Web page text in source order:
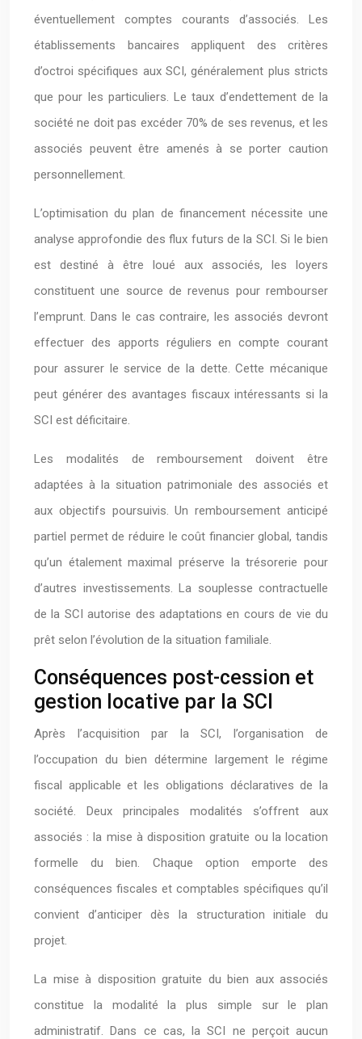
éventuellement comptes courants d’associés. Les
établissements bancaires appliquent des critères
d’octroi spécifiques aux SCI, généralement plus stricts
que pour les particuliers. Le taux d’endettement de la
société ne doit pas excéder 70% de ses revenus, et les
associés peuvent être amenés à se porter caution
personnellement.
L’optimisation du plan de financement nécessite une
analyse approfondie des flux futurs de la SCI. Si le bien
est destiné à être loué aux associés, les loyers
constituent une source de revenus pour rembourser
l’emprunt. Dans le cas contraire, les associés devront
effectuer des apports réguliers en compte courant
pour assurer le service de la dette. Cette mécanique
peut générer des avantages fiscaux intéressants si la
SCI est déficitaire.
Les modalités de remboursement doivent être
adaptées à la situation patrimoniale des associés et
aux objectifs poursuivis. Un remboursement anticipé
partiel permet de réduire le coût financier global, tandis
qu’un étalement maximal préserve la trésorerie pour
d’autres investissements. La souplesse contractuelle
de la SCI autorise des adaptations en cours de vie du
prêt selon l’évolution de la situation familiale.
Conséquences post-cession et
gestion locative par la SCI
Après l’acquisition par la SCI, l’organisation de
l’occupation du bien détermine largement le régime
fiscal applicable et les obligations déclaratives de la
société. Deux principales modalités s’offrent aux
associés : la mise à disposition gratuite ou la location
formelle du bien. Chaque option emporte des
conséquences fiscales et comptables spécifiques qu’il
convient d’anticiper dès la structuration initiale du
projet.
La mise à disposition gratuite du bien aux associés
constitue la modalité la plus simple sur le plan
administratif. Dans ce cas, la SCI ne perçoit aucun